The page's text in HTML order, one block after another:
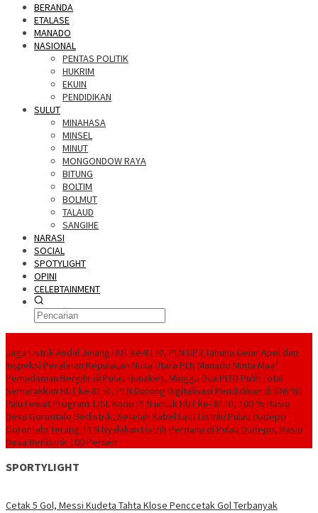
BERANDA
ETALASE
MANADO
NASIONAL
PENTAS POLITIK
HUKRIM
EKUIN
PENDIDIKAN
SULUT
MINAHASA
MINSEL
MINUT
MONGONDOW RAYA
BITUNG
BOLTIM
BOLMUT
TALAUD
SANGIHE
NARASI
SOCIAL
SPOTYLIGHT
OPINI
CELEBTAINMENT
Jaga Listrik Andal Jelang HUT ke-81 RI, PLN UP3 Tahuna Gelar Apel dan
Inspeksi Peralatan Kepulauan Nusa Utara PLN Manado Minta Maaf
Pemadaman Bergilir di Pulau Bunaken, Minggu Dua PLTD Pulih Total
Semarakkan HUT ke 81 RI, PLN Dorong Digitalisasi Pendidikan di SMPN1
Palu Lewat Program TJSLKado PLN untuk HUT ke- 81 RI, 100 % Rasio
Desa Gorontalo Berlistrik, Setelah Kabel Laut Listriki Pulau Dudepo
Gorontalo Terang. PLN Nyalakan Listrik Perdana di Pulau Dudepo, Rasio
Desa Berlistrik 100 Persen
SPORTYLIGHT
Cetak 5 Gol, Messi Kudeta Tahta Klose Penccetak Gol Terbanyak